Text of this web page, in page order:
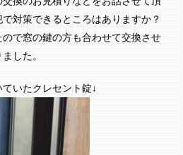
対策できるところはありますか？
で窓の鍵の方も合わせて交換させ
した。
いたクレセント錠↓